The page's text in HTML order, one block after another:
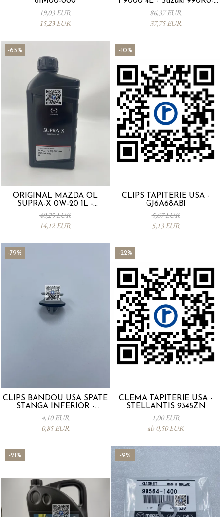
19,03 EUR
15,23 EUR
21E72-004
86,37 EUR
37,75 EUR
-65%
ORIGINAL MAZDA ÖL
SUPRA-X 0W-20 1L -
0012MO0W20
40,25 EUR
14,12 EUR
-10%
CLIPS TAPITERIE USA -
GJ6A68AB1
5,67 EUR
5,13 EUR
-79%
CLIPS BANDOU USA SPATE
STANGA INFERIOR -
KD5351SJ3A
4,10 EUR
0,85 EUR
-22%
CLEMA TAPITERIE USA -
STELLANTIS 9345ZN
1,00 EUR
ab 0,50 EUR
-21% -9%